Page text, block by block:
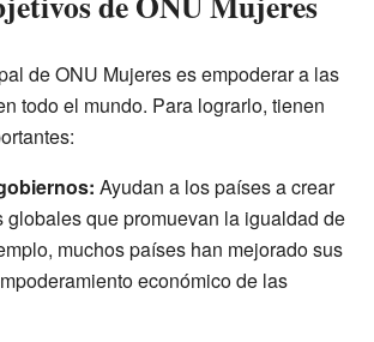
de ONU Mujeres es empoderar a las
todo el mundo. Para lograrlo, tienen
Ayudan a los países a crear
globales que promuevan la igualdad de
muchos países han mejorado sus
económico de las